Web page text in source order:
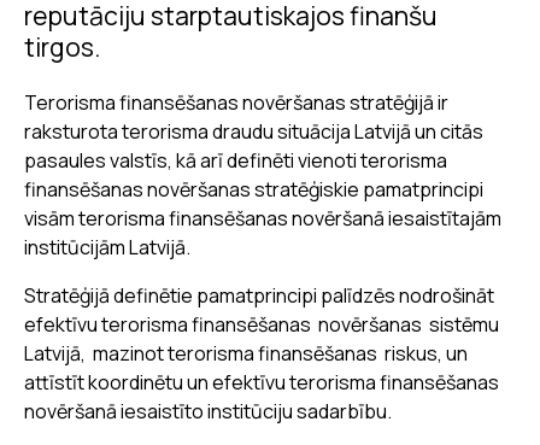
reputāciju starptautiskajos finanšu
tirgos.
Terorisma finansēšanas novēršanas stratēģijā ir
raksturota terorisma draudu situācija Latvijā un citās
pasaules valstīs, kā arī definēti vienoti terorisma
finansēšanas novēršanas stratēģiskie pamatprincipi
visām terorisma finansēšanas novēršanā iesaistītajām
institūcijām Latvijā.
Stratēģijā definētie pamatprincipi palīdzēs nodrošināt
efektīvu terorisma finansēšanas novēršanas sistēmu
Latvijā, mazinot terorisma finansēšanas riskus, un
attīstīt koordinētu un efektīvu terorisma finansēšanas
novēršanā iesaistīto institūciju sadarbību.